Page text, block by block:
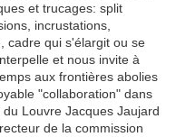
et trucages: split
incrustations,
cadre qui s'élargit ou se
et nous invite à
aux frontières abolies
"collaboration" dans
Louvre Jacques Jaujard
de la commission